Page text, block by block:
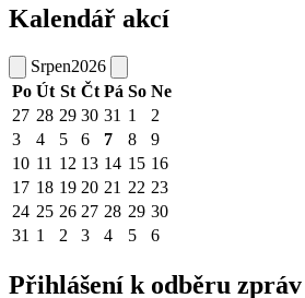
Kalendář akcí
Srpen2026
Po Út St Čt Pá So Ne
27 28 29 30 31 1
2
3
4 5 6 7 8
9
10 11 12 13 14 15 16
17 18 19 20 21 22 23
24 25 26 27 28 29 30
31 1 2 3 4 5 6
Přihlášení k odběru zpráv